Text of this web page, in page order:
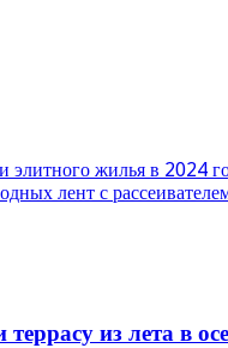
элитного жилья в 2024
лент с
из лета в